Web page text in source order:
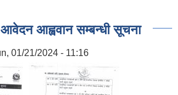
आवेदन आह्ववान सम्बन्धी सूचना
01/21/2024 - 11:16